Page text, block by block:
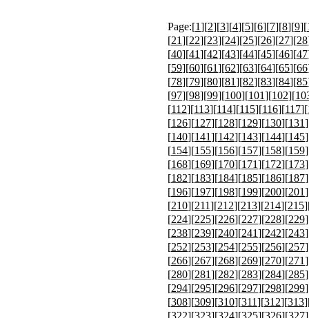
Page:[1][2][3][4][5][6][7][8][9][
[21][22][23][24][25][26][27][28
[40][41][42][43][44][45][46][47
[59][60][61][62][63][64][65][66
[78][79][80][81][82][83][84][85
[97][98][99][100][101][102][
[112][113][114][115][116][117][
[126][127][128][129][130][131
[140][141][142][143][144][145
[154][155][156][157][158][159
[168][169][170][171][172][173
[182][183][184][185][186][187
[196][197][198][199][200][201
[210][211][212][213][214][215
[224][225][226][227][228][229
[238][239][240][241][242][243
[252][253][254][255][256][257
[266][267][268][269][270][271
[280][281][282][283][284][285
[294][295][296][297][298][299
[308][309][310][311][312][313
[322][323][324][325][326][327